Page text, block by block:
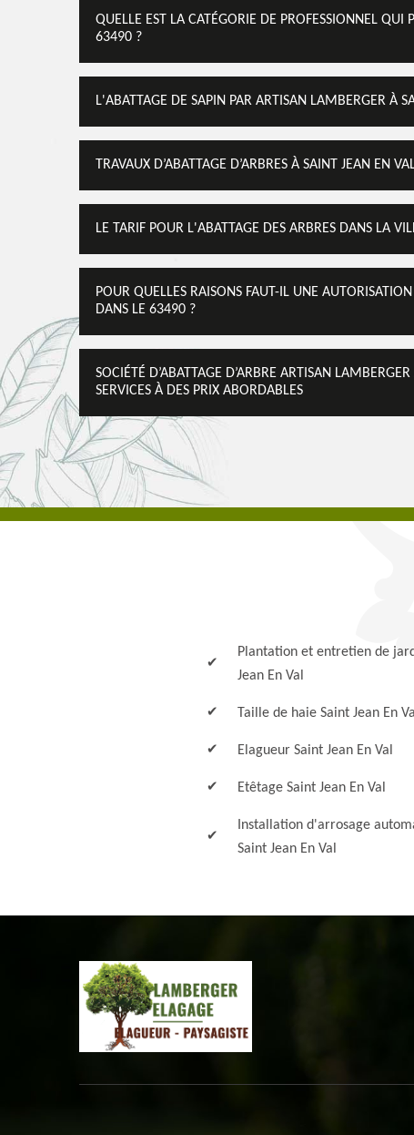
QUELLE EST LA CATÉGORIE DE PROFESSIONNEL QUI
63490 ?
L'ABATTAGE DE SAPIN PAR ARTISAN LAMBERGER À
TRAVAUX D’ABATTAGE D’ARBRES À SAINT JEAN EN
LE TARIF POUR L'ABATTAGE DES ARBRES DANS LA
POUR QUELLES RAISONS FAUT-IL UNE
DANS LE 63490 ?
SOCIÉTÉ D’ABATTAGE D’ARBRE ARTISAN
SERVICES À DES PRIX ABORDABLES
Plantation et entretien de
Jean En Val
Taille de haie Saint Jean En Val
Elagueur Saint Jean En Val
Etêtage Saint Jean En Val
Installation d'arrosage
Saint Jean En Val